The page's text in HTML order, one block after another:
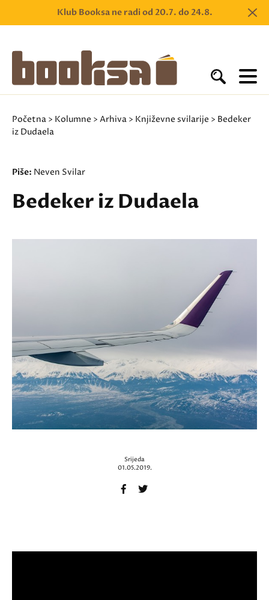
Klub Booksa ne radi od 20.7. do 24.8.
Početna > Kolumne > Arhiva > Književne svilarije > Bedeker
iz Dudaela
Piše: Neven Svilar
Bedeker iz Dudaela
Srijeda
01.05.2019.